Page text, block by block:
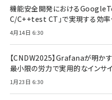
機能安全開発における
C/C++test CT」で実現する効
4月14日 6:30
【CNDW2025】Grafanaが明かす
最小限の労力で実用的なインサ
1月23日 6:30